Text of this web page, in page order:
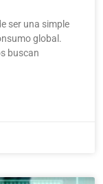
ser una simple
global.
buscan